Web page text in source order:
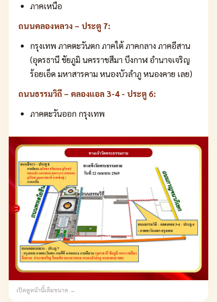
ภาคเหนือ
ถนนคลองหลวง – ประตู 7:
กรุงเทพ ภาคตะวันตก ภาคใต้ ภาคกลาง ภาคอีสาน
(อุดรธานี ชัยภูมิ นครราชสีมา บึงกาฬ อำนาจเจริญ
ร้อยเอ็ด มหาสารคาม หนองบัวลำภู หนองคาย เลย)
ถนนธรรมวิถี – คลองแอล 3-4 - ประตู 6:
ภาคตะวันออก กรุงเทพ
เปิดดูหน้านี้เต็มขนาด →